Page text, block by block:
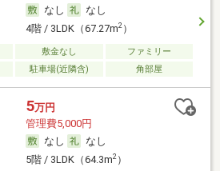
なし
なし
4階 / 3LDK（67.27m2）
敷金なし
ファミリー
駐車場(近隣含) 角部屋
5万円
管理費5,000円
なし
なし
5階 / 3LDK（64.3m2）